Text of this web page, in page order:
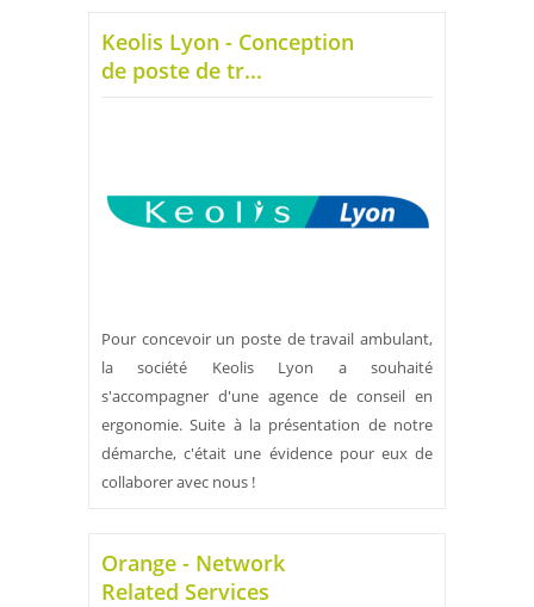
Keolis Lyon - Conception
de poste de tr...
Pour concevoir un poste de travail ambulant,
la société Keolis Lyon a souhaité
s'accompagner d'une agence de conseil en
ergonomie. Suite à la présentation de notre
démarche, c'était une évidence pour eux de
collaborer avec nous !
Orange - Network
Related Services